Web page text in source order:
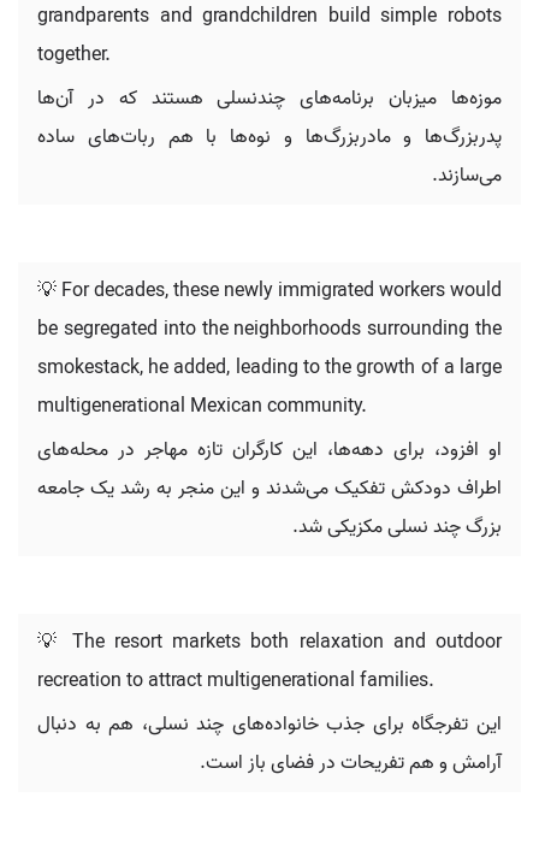
grandparents and grandchildren build simple robots
together.
موزه‌ها میزبان برنامه‌های چندنسلی هستند که در آن‌ها
پدربزرگ‌ها و مادربزرگ‌ها و نوه‌ها با هم ربات‌های ساده
می‌سازند.
💡 For decades, these newly immigrated workers would
be segregated into the neighborhoods surrounding the
smokestack, he added, leading to the growth of a large
multigenerational Mexican community.
او افزود، برای دهه‌ها، این کارگران تازه مهاجر در محله‌های
اطراف دودکش تفکیک می‌شدند و این منجر به رشد یک جامعه
بزرگ چند نسلی مکزیکی شد.
💡 The resort markets both relaxation and outdoor
recreation to attract multigenerational families.
این تفرجگاه برای جذب خانواده‌های چند نسلی، هم به دنبال
آرامش و هم تفریحات در فضای باز است.